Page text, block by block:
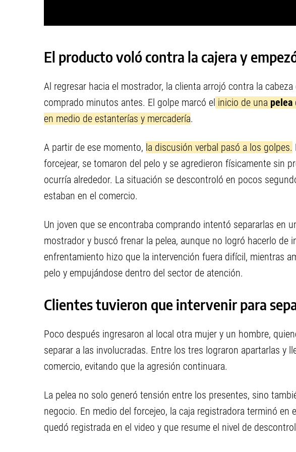
El producto voló contra la cajera y
Al regresar hacia el mostrador, la clienta arrojó contra la
comprado minutos antes. El golpe marcó el inicio de una pelea
en medio de estanterías y mercadería.
A partir de ese momento, la discusión verbal pasó a los golpes.
forcejear, se tomaron del pelo y se agredieron físicamente sin
ocurría alrededor. La situación se descontroló en pocos
estaban en el comercio.
Un joven que se encontraba comprando intentó separarlas en
mostrador y buscó frenar la pelea, aunque no logró hacerlo de
enfrentamiento hizo que la intervención fuera difícil, mientras
pelo y empujándose dentro del sector de atención.
Clientes tuvieron que intervenir para
Poco después ingresaron al local otra mujer y un hombre,
separar a las involucradas. Entre los tres lograron apartarlas y
comercio, evitando que la agresión continuara.
La pelea no solo generó tensión entre los presentes, sino
negocio. En medio del forcejeo, la caja registradora terminó en
quedó registrada en el video y que resume el nivel de